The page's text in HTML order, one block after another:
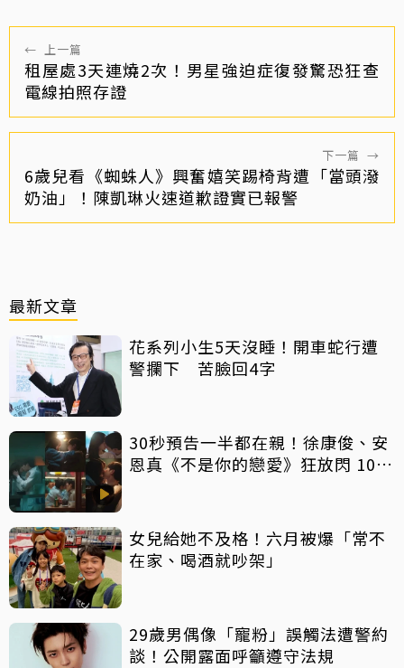
← 上一篇
租屋處3天連燒2次！男星強迫症復發驚恐狂查
電線拍照存證
下一篇 →
6歲兒看《蜘蛛人》興奮嬉笑踢椅背遭「當頭潑
奶油」！陳凱琳火速道歉證實已報警
最新文章
花系列小生5天沒睡！開車蛇行遭
警攔下 苦臉回4字
30秒預告一半都在親！徐康俊、安
恩真《不是你的戀愛》狂放閃 10年
女兒給她不及格！六月被爆「常不
在家、喝酒就吵架」
29歲男偶像「寵粉」誤觸法遭警約
談！公開露面呼籲遵守法規